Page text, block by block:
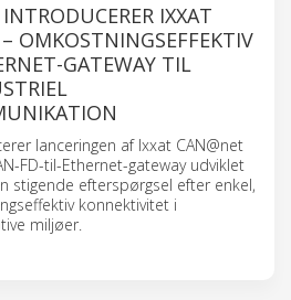
IXXAT
OMKOSTNINGSEFFEKTIV
GATEWAY TIL
lanceringen af Ixxat CAN@net
FD-til-Ethernet-gateway udviklet
stigende efterspørgsel efter enkel,
konnektivitet i
miljøer.